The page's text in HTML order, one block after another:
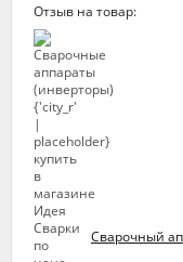
Отзыв на товар:
Сварочный